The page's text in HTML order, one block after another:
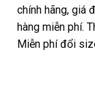
chính hãng, giá
hàng miễn phí.
Miễn phí đổi